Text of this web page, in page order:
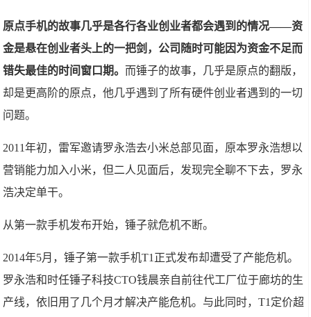
原点手机的故事几乎是各行各业创业者都会遇到的情况——资
金是悬在创业者头上的一把剑，公司随时可能因为资金不足而
错失最佳的时间窗口期。 而锤子的故事，几乎是原点的翻版，
却是更高阶的原点，他几乎遇到了所有硬件创业者遇到的一切
问题。
2011年初，雷军邀请罗永浩去小米总部见面，原本罗永浩想以
营销能力加入小米，但二人见面后，发现完全聊不下去，罗永
浩决定单干。
从第一款手机发布开始，锤子就危机不断。
2014年5月，锤子第一款手机T1正式发布却遭受了产能危机。
罗永浩和时任锤子科技CTO钱晨亲自前往代工厂位于廊坊的生
产线，依旧用了几个月才解决产能危机。与此同时，T1定价超